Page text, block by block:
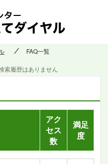
FAQ一覧
索履歴はありません
アク
セス
数
満足
度